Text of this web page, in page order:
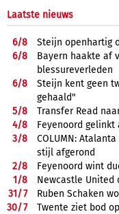
Laatste nieuws
6/8
Steijn openhartig
6/8
Bayern haakte af
blessureverleden
6/8
Steijn kent geen
gehaald"
5/8
Transfer Read
4/8
Feyenoord gelinkt
3/8
COLUMN:
stijl afgerond
2/8
Feyenoord wint
1/8
Newcastle United
31/7
Ruben Schaken
30/7
Twente ziet bod